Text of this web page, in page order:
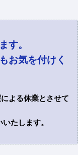
す。
お気を付けく
よる休業とさせて
たします。